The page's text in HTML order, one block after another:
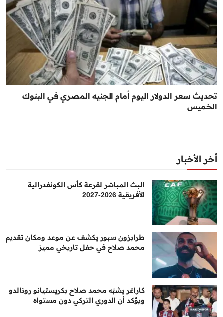
تحديث سعر الدولار اليوم أمام الجنيه المصري في البنوك
الخميس
أخر الأخبار
البث المباشر لقرعة كأس الكونفدرالية
الأفريقية 2026-2027
طرابزون سبور يكشف عن موعد ومكان تقديم
محمد صلاح في حفل تاريخي مميز
كاراغر يشبّه محمد صلاح بكريستيانو رونالدو
ويؤكد أن الدوري التركي دون مستواه